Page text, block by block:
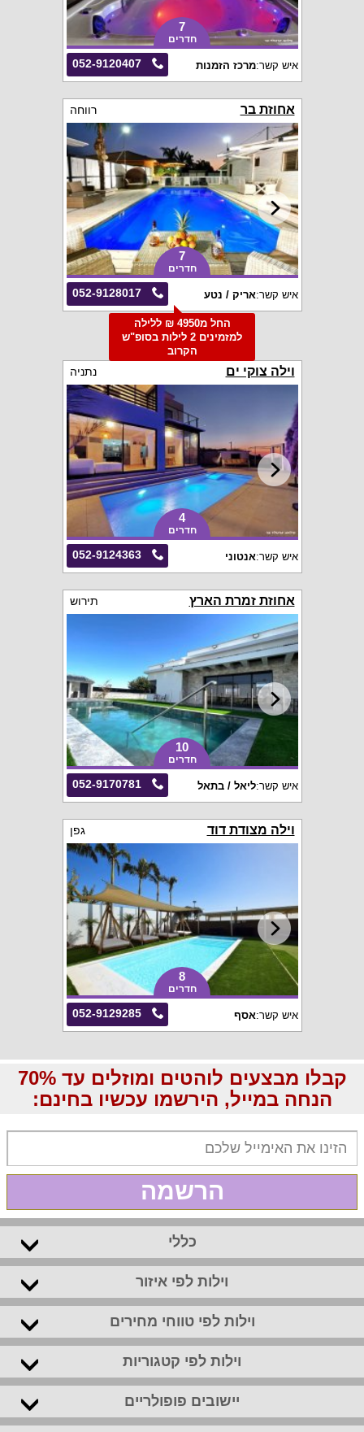
7
חדרים
052-9120407 איש קשר:מרכז הזמנות
אחוזת בר רווחה
7
חדרים
052-9128017 איש קשר:אריק / נטע
החל מ4950 ₪ ללילה
למזמינים 2 לילות בסופ"ש
הקרוב
וילה צוקי ים נתניה
4
חדרים
052-9124363 איש קשר:אנטוני
אחוזת זמרת הארץ תירוש
10
חדרים
052-9170781 איש קשר:ליאל / בתאל
וילה מצודת דוד גפן
8
חדרים
052-9129285 איש קשר:אסף
קבלו מבצעים לוהטים ומוזלים עד 70%
הנחה במייל, הירשמו עכשיו בחינם:
הרשמה
כללי
וילות לפי איזור
וילות לפי טווחי מחירים
וילות לפי קטגוריות
יישובים פופולריים